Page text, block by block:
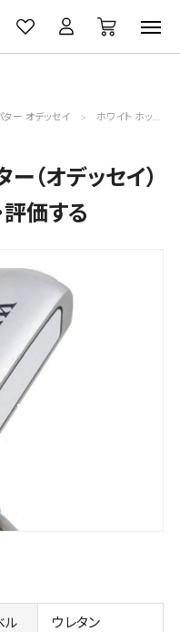
買取
無料査定
クーポン
一覧
ター オデッセイ ホワイト ホット#5評価詳細
（オデッセイ）
評価する
ル ウレタン